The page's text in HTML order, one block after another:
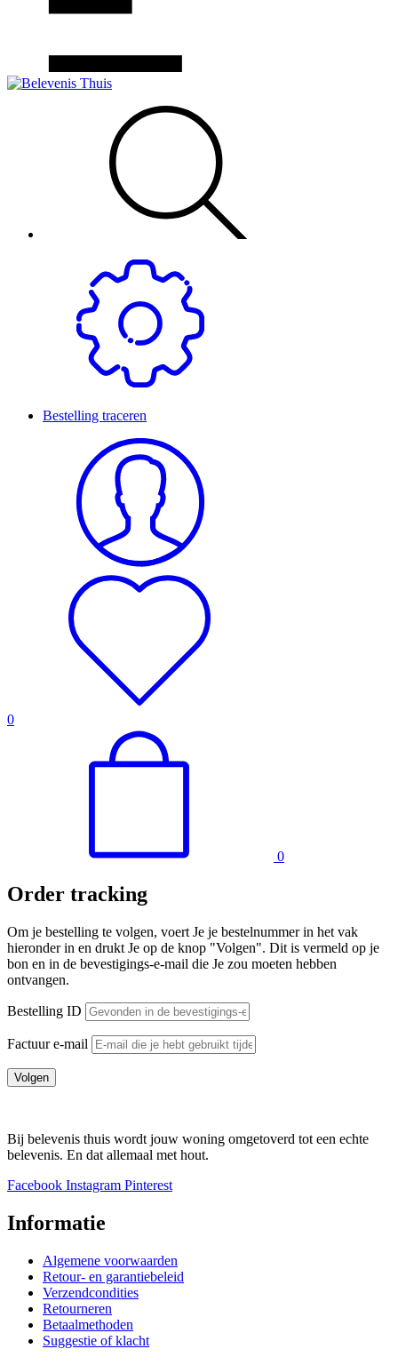
Bestelling traceren
0
0
Order tracking
Om je bestelling te volgen, voert Je je bestelnummer in het vak
hieronder in en drukt Je op de knop "Volgen". Dit is vermeld op je
bon en in de bevestigings-e-mail die Je zou moeten hebben
ontvangen.
Bestelling ID
Factuur e-mail
Volgen
Bij belevenis thuis wordt jouw woning omgetoverd tot een echte
belevenis. En dat allemaal met hout.
Facebook Instagram Pinterest
Informatie
Algemene voorwaarden
Retour- en garantiebeleid
Verzendcondities
Retourneren
Betaalmethoden
Suggestie of klacht